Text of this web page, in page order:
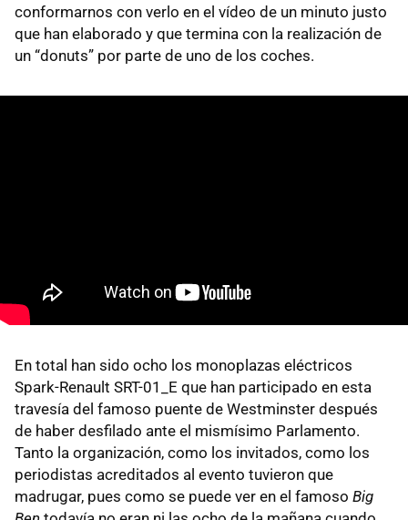
conformarnos con verlo en el vídeo de un minuto justo
que han elaborado y que termina con la realización de
un “donuts” por parte de uno de los coches.
En total han sido ocho los monoplazas eléctricos
Spark-Renault SRT-01_E que han participado en esta
travesía del famoso puente de Westminster después
de haber desfilado ante el mismísimo Parlamento.
Tanto la organización, como los invitados, como los
periodistas acreditados al evento tuvieron que
madrugar, pues como se puede ver en el famoso Big